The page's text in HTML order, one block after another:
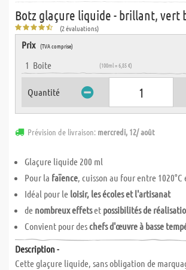
Botz glaçure liquide - brillant, vert
(2 évaluations)
Prix (TVA comprise)
1 Boite (100ml = 6,85 €)
Quantité
Prévision de livraison: mercredi, 12/ août
Glaçure liquide 200 ml
Pour la faïence, cuisson au four entre 1020°C
Idéal pour le loisir, les écoles et l'artisanat
de nombreux effetset possibilités de
Convient pour deschefs d'œuvre à basse
Description -
Cette glaçure liquide, sans obligation de